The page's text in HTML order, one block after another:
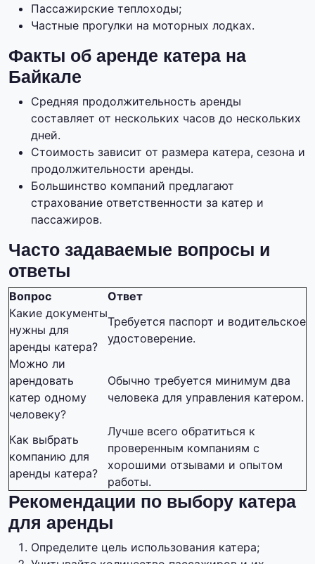
Пассажирские теплоходы;
Частные прогулки на моторных лодках.
Факты об аренде катера на
Байкале
Средняя продолжительность аренды
составляет от нескольких часов до нескольких
дней.
Стоимость зависит от размера катера, сезона и
продолжительности аренды.
Большинство компаний предлагают
страхование ответственности за катер и
пассажиров.
Часто задаваемые вопросы и
ответы
Вопрос
Ответ
Какие документы
нужны для
аренды катера?
Требуется паспорт и водительское
удостоверение.
Можно ли
арендовать
катер одному
человеку?
Обычно требуется минимум два
человека для управления катером.
Как выбрать
компанию для
аренды катера?
Лучше всего обратиться к
проверенным компаниям с
хорошими отзывами и опытом
работы.
Рекомендации по выбору катера
для аренды
Определите цель использования катера;